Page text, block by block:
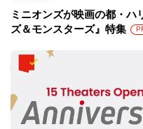
ミニオンズが映画の都・
ズ＆モンスターズ』特集